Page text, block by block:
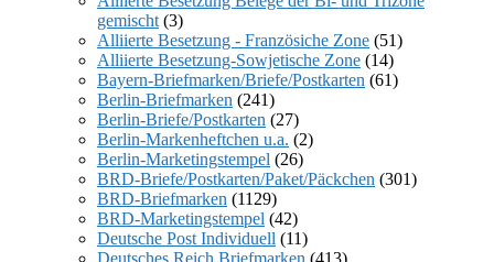
gemischt (3)
Alliierte Besetzung - Französiche Zone (51)
Alliierte Besetzung-Sowjetische Zone (14)
Bayern-Briefmarken/Briefe/Postkarten (61)
Berlin-Briefmarken (241)
Berlin-Briefe/Postkarten (27)
Berlin-Markenheftchen u.a. (2)
Berlin-Marketingstempel (26)
BRD-Briefe/Postkarten/Paket/Päckchen (301)
BRD-Briefmarken (1129)
BRD-Marketingstempel (42)
Deutsche Post Individuell (11)